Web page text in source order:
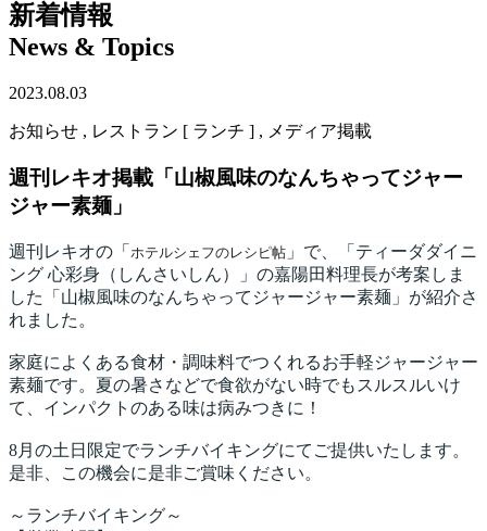
新着情報
News & Topics
2023.08.03
お知らせ , レストラン [ ランチ ] , メディア掲載
週刊レキオ掲載「山椒風味のなんちゃってジャー
ジャー素麺」
週刊レキオの「 ホテルシェフのレシピ帖 」で、「ティーダダイニ
ング 心彩身（しんさいしん）」の嘉陽田料理長が考案しま
した「山椒風味のなんちゃってジャージャー素麺」が紹介さ
れました。
家庭によくある食材・調味料でつくれるお手軽ジャージャー
素麺です。夏の暑さなどで食欲がない時でもスルスルいけ
て、インパクトのある味は病みつきに！
8月の土日限定でランチバイキングにてご提供いたします。
是非、この機会に是非ご賞味ください。
～ランチバイキング～